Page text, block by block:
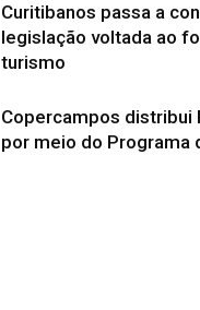
Curitibanos passa a
legislação voltada ao
turismo
Copercampos distribui
por meio do Programa